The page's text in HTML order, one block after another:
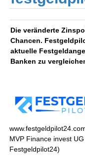
Die veränderte
Chancen.
aktuelle
Banken zu
MVP Finance invest
Festgeldpilot24)